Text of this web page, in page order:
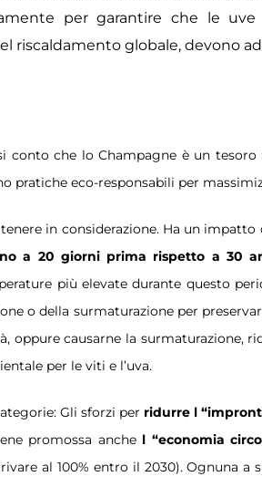
per garantire che le
riscaldamento globale, devono
conto che lo Champagne è un
pratiche eco-responsabili per
in considerazione. Ha un
a 20 giorni prima rispetto a 30
più elevate durante questo
o della surmaturazione per
oppure causarne la surmaturazione,
per le viti e l’uva.
Gli sforzi per ridurre l
promossa anche l “economia
al 100% entro il 2030). Ognuna a